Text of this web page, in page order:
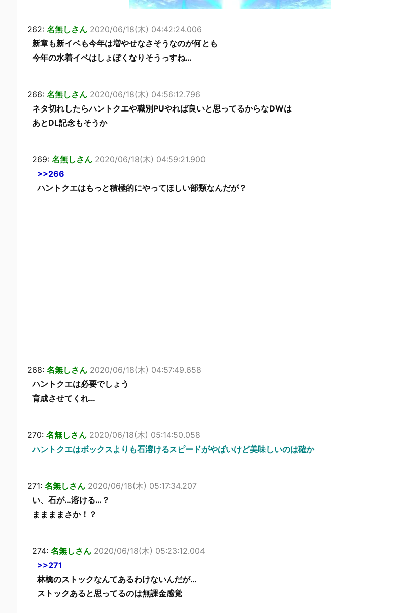
262: 名無しさん 2020/06/18(木) 04:42:24.006
新章も新イベも今年は増やせなさそうなのが何とも
今年の水着イベはしょぼくなりそうっすね…
266: 名無しさん 2020/06/18(木) 04:56:12.796
ネタ切れしたらハントクエや職別PUやれば良いと思ってるからなDWは
あとDL記念もそうか
269: 名無しさん 2020/06/18(木) 04:59:21.900
>>266
ハントクエはもっと積極的にやってほしい部類なんだが？
268: 名無しさん 2020/06/18(木) 04:57:49.658
ハントクエは必要でしょう
育成させてくれ…
270: 名無しさん 2020/06/18(木) 05:14:50.058
ハントクエはボックスよりも石溶けるスピードがやばいけど美味しいのは確か
271: 名無しさん 2020/06/18(木) 05:17:34.207
い、石が…溶ける…？
ままままさか！？
274: 名無しさん 2020/06/18(木) 05:23:12.004
>>271
林檎のストックなんてあるわけないんだが…
ストックあると思ってるのは無課金感覚